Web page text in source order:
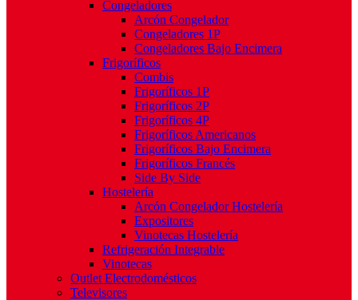
Congeladores
Arcón Congelador
Congeladores 1P
Congeladores Bajo Encimera
Frigoríficos
Combis
Frigoríficos 1P
Frigoríficos 2P
Frigoríficos 4P
Frigoríficos Americanos
Frigoríficos Bajo Encimera
Frigoríficos Francés
Side By Side
Hostelería
Arcón Congelador Hostelería
Expositores
Vinotecas Hostelería
Refrigeración Integrable
Vinotecas
Outlet Electrodomésticos
Televisores